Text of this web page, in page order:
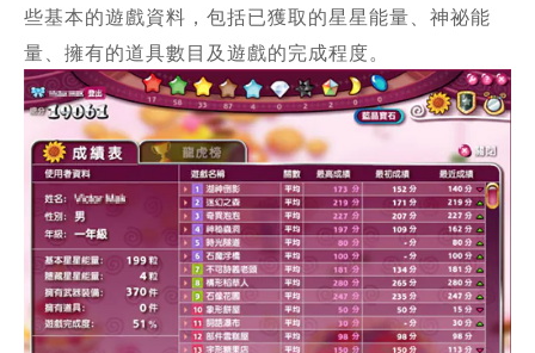
些基本的遊戲資料，包括已獲取的星星能量、神祕能
量、擁有的道具數目及遊戲的完成程度。